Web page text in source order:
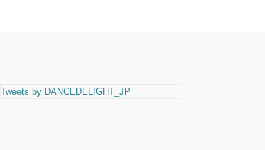
Tweets by DANCEDELIGHT_JP